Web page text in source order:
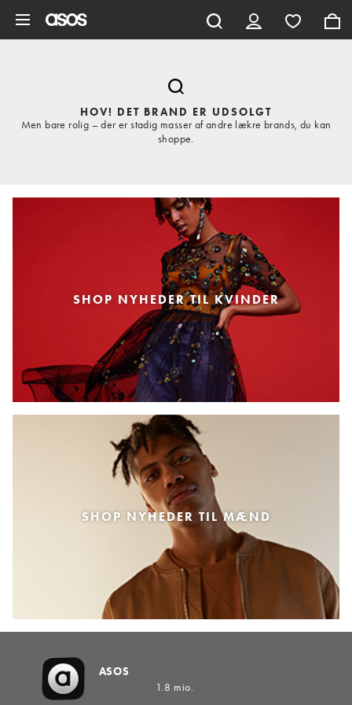
HOV! DET BRAND ER UDSOLGT
Men bare rolig – der er stadig masser af andre lækre brands, du kan
shoppe.
SHOP NYHEDER TIL KVINDER
SHOP NYHEDER TIL MÆND
ASOS
1.8 mio.